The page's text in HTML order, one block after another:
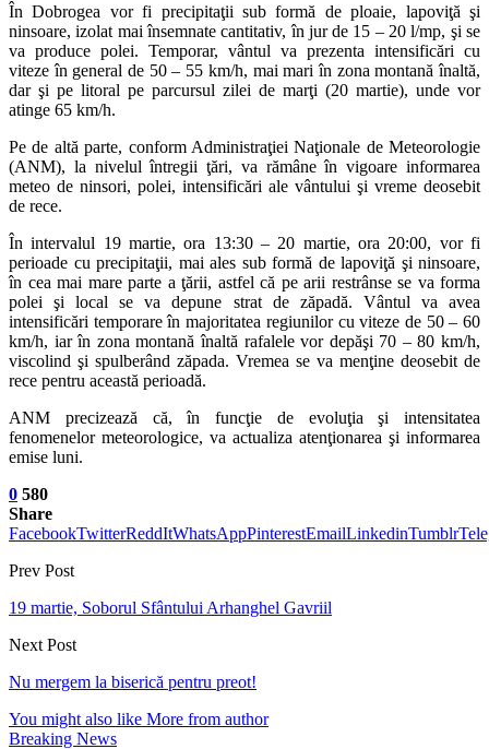
În Dobrogea vor fi precipitaţii sub formă de ploaie, lapoviţă şi
ninsoare, izolat mai însemnate cantitativ, în jur de 15 – 20 l/mp, şi se
va produce polei. Temporar, vântul va prezenta intensificări cu
viteze în general de 50 – 55 km/h, mai mari în zona montană înaltă,
dar şi pe litoral pe parcursul zilei de marţi (20 martie), unde vor
atinge 65 km/h.
Pe de altă parte, conform Administraţiei Naţionale de Meteorologie
(ANM), la nivelul întregii ţări, va rămâne în vigoare informarea
meteo de ninsori, polei, intensificări ale vântului şi vreme deosebit
de rece.
În intervalul 19 martie, ora 13:30 – 20 martie, ora 20:00, vor fi
perioade cu precipitaţii, mai ales sub formă de lapoviţă şi ninsoare,
în cea mai mare parte a ţării, astfel că pe arii restrânse se va forma
polei şi local se va depune strat de zăpadă. Vântul va avea
intensificări temporare în majoritatea regiunilor cu viteze de 50 – 60
km/h, iar în zona montană înaltă rafalele vor depăşi 70 – 80 km/h,
viscolind şi spulberând zăpada. Vremea se va menţine deosebit de
rece pentru această perioadă.
ANM precizează că, în funcţie de evoluţia şi intensitatea
fenomenelor meteorologice, va actualiza atenţionarea şi informarea
emise luni.
0 580
Share
FacebookTwitterReddItWhatsAppPinterestEmailLinkedinTumblr
Prev Post
19 martie, Soborul Sfântului Arhanghel Gavriil
Next Post
Nu mergem la biserică pentru preot!
You might also like More from author
Breaking News